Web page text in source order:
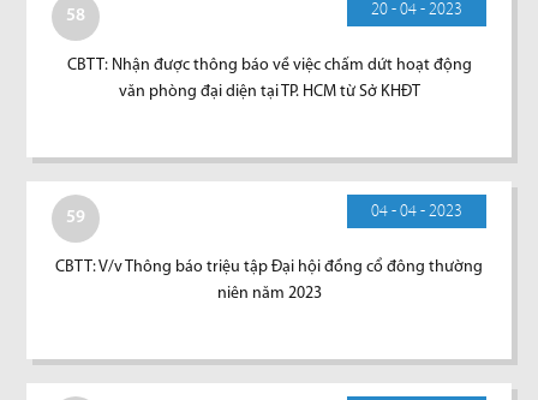
58 20 - 04 - 2023
CBTT: Nhận được thông báo về việc chấm dứt hoạt động
văn phòng đại diện tại TP. HCM từ Sở KHĐT
59 04 - 04 - 2023
CBTT: V/v Thông báo triệu tập Đại hội đồng cổ đông thường
niên năm 2023